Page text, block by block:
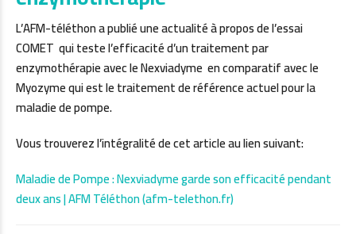
L’AFM-téléthon a publié une actualité à propos de l’essai
COMET qui teste l’efficacité d’un traitement par
enzymothérapie avec le Nexviadyme en comparatif avec le
Myozyme qui est le traitement de référence actuel pour la
maladie de pompe.
Vous trouverez l’intégralité de cet article au lien suivant:
Maladie de Pompe : Nexviadyme garde son efficacité pendant
deux ans | AFM Téléthon (afm-telethon.fr)